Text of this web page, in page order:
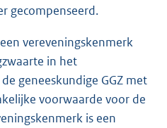
gecompenseerd.
vereveningskenmerk
in het
geneeskundige GGZ met
voorwaarde voor de
is een